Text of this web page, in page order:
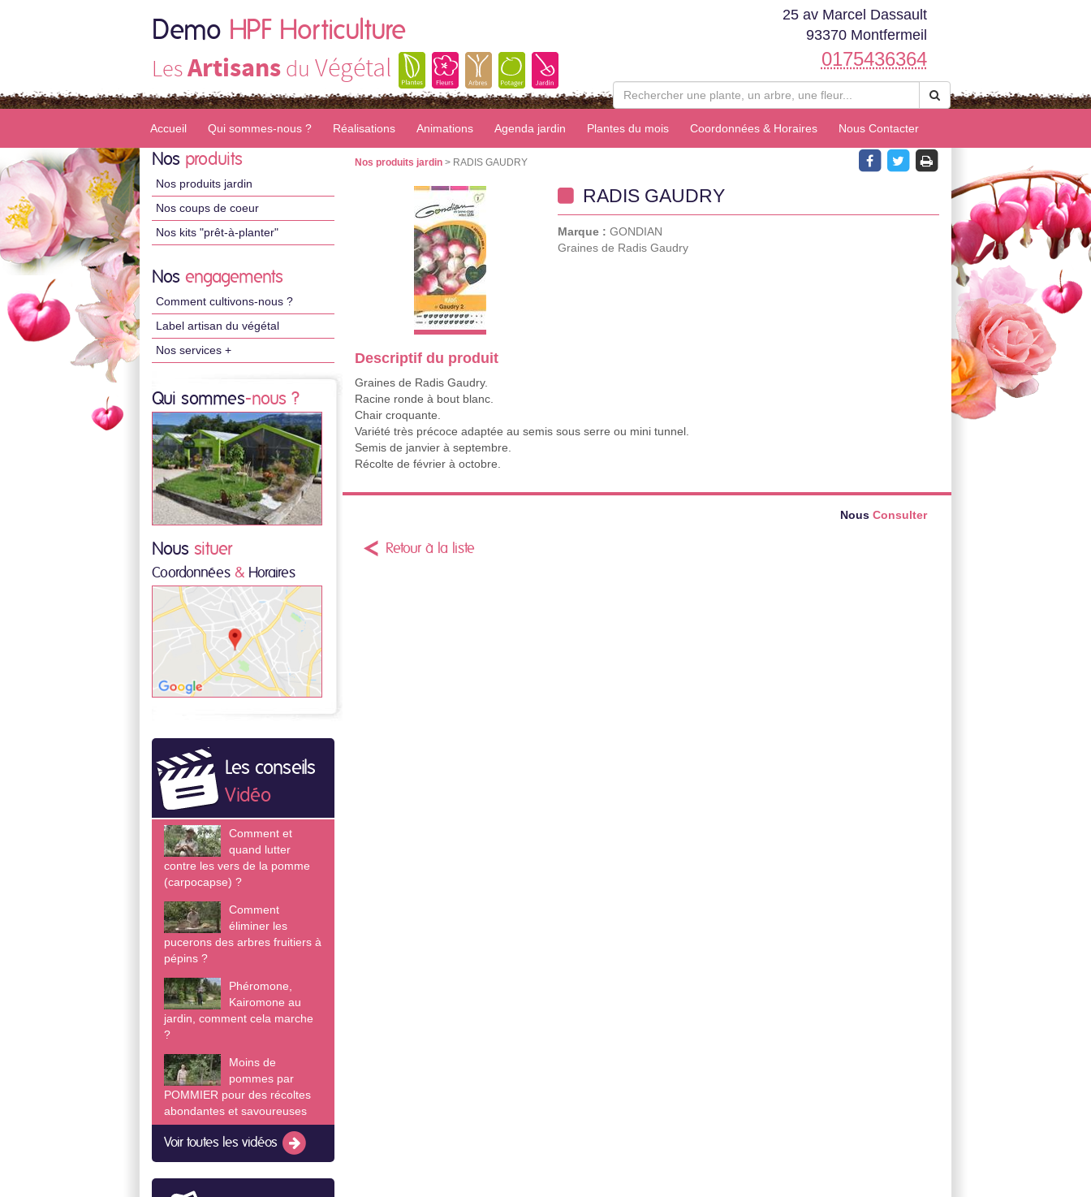
Demo HPF Horticulture
LesArtisans du Végétal
25 av Marcel Dassault
93370 Montfermeil
0175436364
Accueil Qui sommes-nous ? Réalisations Animations Agenda jardin Plantes du mois Coordonnées & Horaires Nous Contacter
Nos produits
Nos produits jardin
Nos coups de coeur
Nos kits "prêt-à-planter"
Nos engagements
Comment cultivons-nous ?
Label artisan du végétal
Nos services +
Qui sommes-nous ?
Nous situer
Coordonnées & Horaires
Les conseils
Vidéo
Comment et
quand lutter
contre les vers de la pomme
(carpocapse) ?
Comment
éliminer les
pucerons des arbres fruitiers à
pépins ?
Phéromone,
Kairomone au
jardin, comment cela marche
?
Moins de
pommes par
POMMIER pour des récoltes
abondantes et savoureuses
Voir toutes les vidéos
Nos produits jardin > RADIS GAUDRY
RADIS GAUDRY
Marque : GONDIAN
Graines de Radis Gaudry
Descriptif du produit
Graines de Radis Gaudry.
Racine ronde à bout blanc.
Chair croquante.
Variété très précoce adaptée au semis sous serre ou mini tunnel.
Semis de janvier à septembre.
Récolte de février à octobre.
Nous Consulter
Retour à la liste